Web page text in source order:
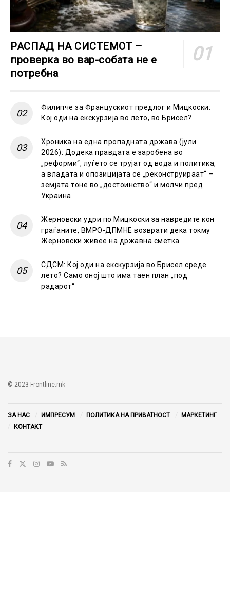
РАСПАД НА СИСТЕМОТ –
проверка во вар-собата не е
потребна
Филипче за Францускиот предлог и Мицкоски:
Кој оди на екскурзија во лето, во Брисел?
Хроника на една пропадната држава (јули
2026): Додека правдата е заробена во
„реформи“, луѓето се трујат од вода и политика,
а владата и опозицијата се „реконструираат“ –
земјата тоне во „достоинство“ и молчи пред
Украина
Жерновски удри по Мицкоски за навредите кон
граѓаните, ВМРО-ДПМНЕ возврати дека токму
Жерновски живее на државна сметка
СДСМ: Кој оди на екскурзија во Брисел среде
лето? Само оној што има таен план „под
радарот“
© 2023 Frontline.mk
ЗА НАС ИМПРЕСУМ ПОЛИТИКА НА ПРИВАТНОСТ
МАРКЕТИНГ
КОНТАКТ